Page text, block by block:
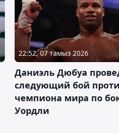
22:52, 07 тамыз 2026
Даниэль Дюбуа
следующий бой
чемпиона мира по
Уордли